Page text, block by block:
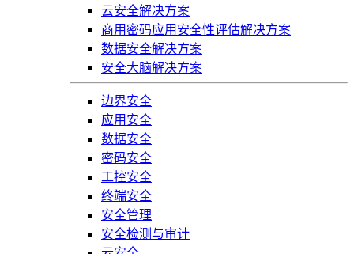
云安全解决方案
商用密码应用安全性评估解决方案
数据安全解决方案
安全大脑解决方案
边界安全
应用安全
数据安全
密码安全
工控安全
终端安全
安全管理
安全检测与审计